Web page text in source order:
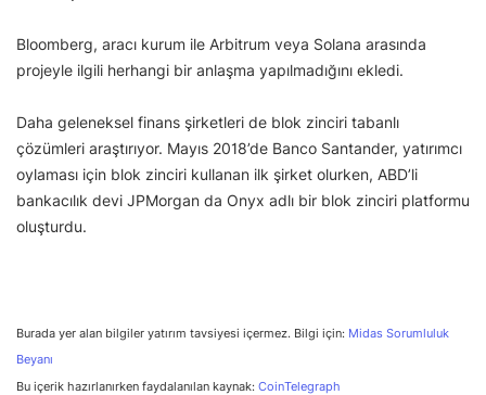
Bloomberg, aracı kurum ile Arbitrum veya Solana arasında
projeyle ilgili herhangi bir anlaşma yapılmadığını ekledi.
Daha geleneksel finans şirketleri de blok zinciri tabanlı
çözümleri araştırıyor. Mayıs 2018’de Banco Santander, yatırımcı
oylaması için blok zinciri kullanan ilk şirket olurken, ABD’li
bankacılık devi JPMorgan da Onyx adlı bir blok zinciri platformu
oluşturdu.
Burada yer alan bilgiler yatırım tavsiyesi içermez. Bilgi için: Midas Sorumluluk
Beyanı
Bu içerik hazırlanırken faydalanılan kaynak: CoinTelegraph